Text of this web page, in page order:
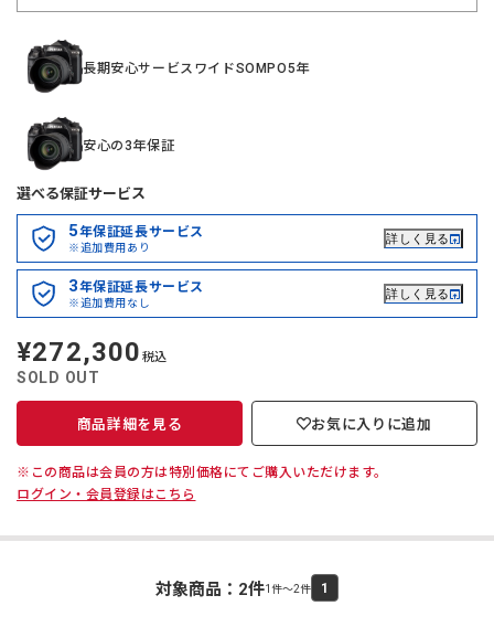
長期安心サービスワイドSOMPO5年
安心の3年保証
選べる保証サービス
5年保証延長サービス
※追加費用あり
詳しく見る
3年保証延長サービス
※追加費用なし
詳しく見る
定
価
¥272,300 税込
SOLD OUT
商品詳細を見る お気に入りに追加
※この商品は会員の方は特別価格にてご購入いただけます。
ログイン・会員登録はこちら
対象商品： 2件1件～2件 1